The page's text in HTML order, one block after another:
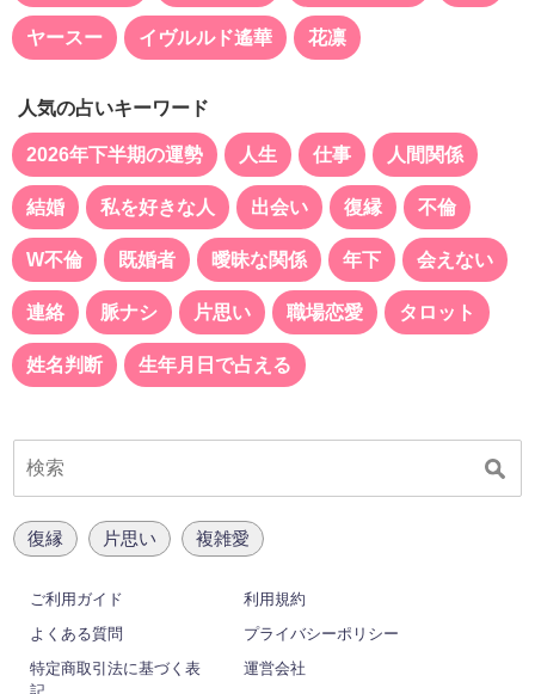
ヤースー イヴルルド遙華 花凛
人気の占いキーワード
2026年下半期の運勢 人生 仕事 人間関係
結婚 私を好きな人 出会い 復縁 不倫
W不倫 既婚者 曖昧な関係 年下 会えない
連絡 脈ナシ 片思い 職場恋愛 タロット
姓名判断 生年月日で占える
復縁 片思い 複雑愛
ご利用ガイド
利用規約
よくある質問
プライバシーポリシー
特定商取引法に基づく表
運営会社